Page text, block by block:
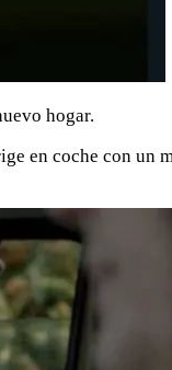
hogar.
en coche con